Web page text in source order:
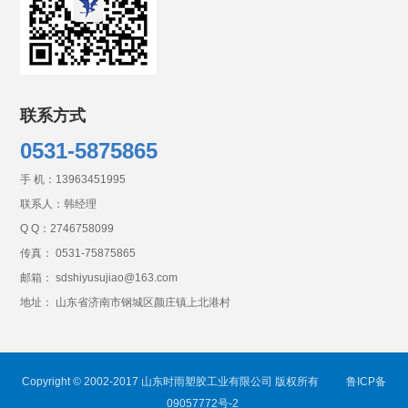
联系方式
0531-5875865
手 机： 13963451995
联系人：韩经理
Q Q： 2746758099
传真： 0531-75875865
邮箱： sdshiyusujiao@163.com
地址： 山东省济南市钢城区颜庄镇上北港村
Copyright © 2002-2017 山东时雨塑胶工业有限公司 版权所有
鲁ICP备
09057772号-2